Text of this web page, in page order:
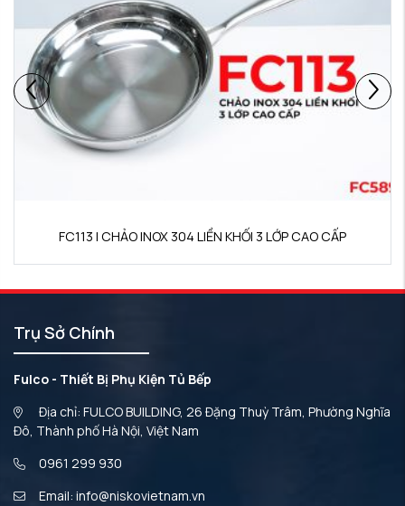
FC113 | CHẢO INOX 304 LIỀN KHỐI 3 LỚP CAO CẤP
Trụ Sở Chính
Fulco - Thiết Bị Phụ Kiện Tủ Bếp
Địa chỉ: FULCO BUILDING, 26 Đặng Thuỳ Trâm, Phường Nghĩa
Đô, Thành phố Hà Nội, Việt Nam
0961 299 930
Email: info@niskovietnam.vn